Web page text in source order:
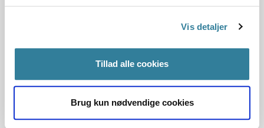
Vis detaljer
Tillad alle cookies
Brug kun nødvendige cookies
Paragraf
2013-8242-10160